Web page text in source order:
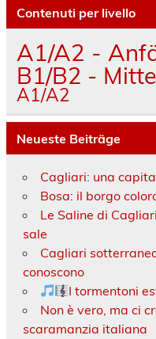
Contenuti per livello
A1/A2 -
B1/B2 -
A1/A2
Neueste Beiträge
Cagliari: una
Bosa: il borgo
Le Saline di
sale
Cagliari
conoscono
I tormentoni
Non è vero, ma ci
scaramanzia italiana